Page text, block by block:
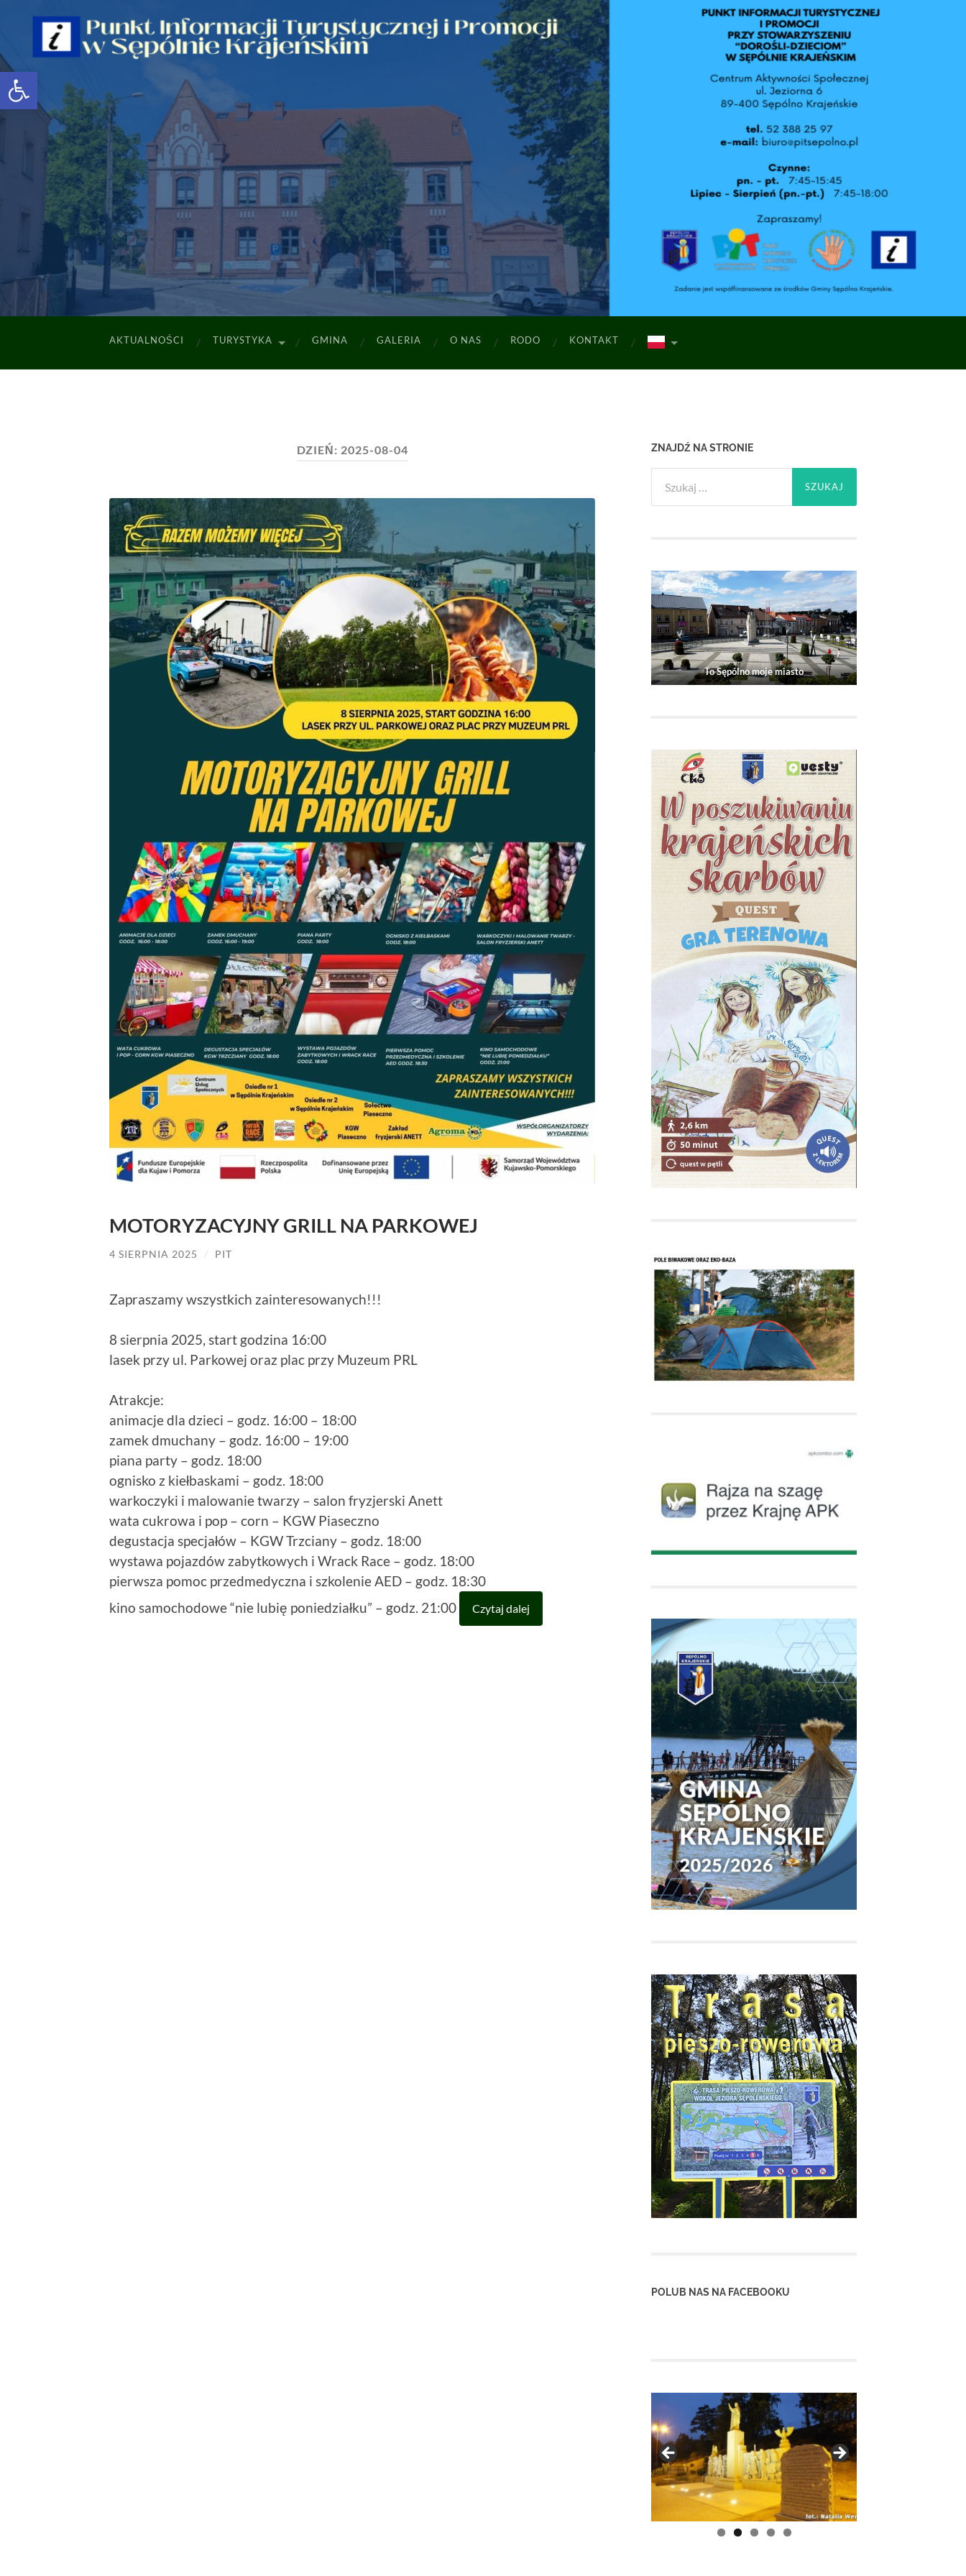
Open toolbar
AKTUALNOŚCI TURYSTYKA GMINA GALERIA O NAS RODO KONTAKT
DZIEŃ: 2025-08-04
MOTORYZACYJNY GRILL NA PARKOWEJ
4 SIERPNIA 2025 / PIT
Zapraszamy wszystkich zainteresowanych!!!
8 sierpnia 2025, start godzina 16:00
lasek przy ul. Parkowej oraz plac przy Muzeum PRL
Atrakcje:
animacje dla dzieci – godz. 16:00 – 18:00
zamek dmuchany – godz. 16:00 – 19:00
piana party – godz. 18:00
ognisko z kiełbaskami – godz. 18:00
warkoczyki i malowanie twarzy – salon fryzjerski Anett
wata cukrowa i pop – corn – KGW Piaseczno
degustacja specjałów – KGW Trzciany – godz. 18:00
wystawa pojazdów zabytkowych i Wrack Race – godz. 18:00
pierwsza pomoc przedmedyczna i szkolenie AED – godz. 18:30
kino samochodowe “nie lubię poniedziałku” – godz. 21:00
Czytaj dalej
ZNAJDŹ NA STRONIE
To Sępólno moje miasto
POLUB NAS NA FACEBOOKU